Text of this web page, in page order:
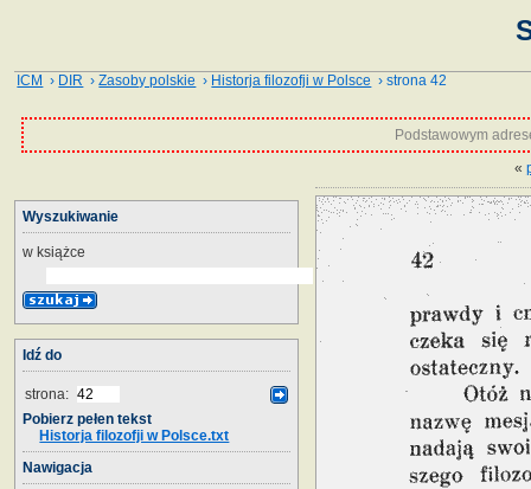
ICM › DIR ›Zasoby polskie › Historja filozofji w Polsce › strona 42
Podstawowym
«
Wyszukiwanie
w książce
Idź do
strona:
Pobierz pełen tekst
Historja filozofji w Polsce.txt
Nawigacja